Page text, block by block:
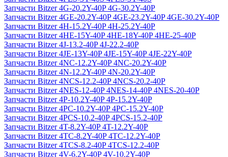
Запчасти Bitzer 4G-20.2Y-40P 4G-30.2Y-40P
Запчасти Bitzer 4GE-20.2Y-40P 4GE-23.2Y-40P 4GE-30.2Y-40P
Запчасти Bitzer 4H-15.2Y-40P 4H-25.2Y-40P
Запчасти Bitzer 4HE-15Y-40P 4HE-18Y-40P 4HE-25-40P
Запчасти Bitzer 4J‐13.2-40P 4J‐22.2-40P
Запчасти Bitzer 4JE-13Y-40P 4JE-15Y-40P 4JE-22Y-40P
Запчасти Bitzer 4NC-12.2Y-40P 4NC-20.2Y-40P
Запчасти Bitzer 4N-12.2Y-40P 4N-20.2Y-40P
Запчасти Bitzer 4NCS-12.2-40P 4NCS-20.2-40P
Запчасти Bitzer 4NES-12-40P 4NES-14-40P 4NES-20-40P
Запчасти Bitzer 4P-10.2Y-40P 4P-15.2Y-40P
Запчасти Bitzer 4PC-10.2Y-40P 4PC-15.2Y-40P
Запчасти Bitzer 4PCS-10.2-40P 4PCS-15.2-40P
Запчасти Bitzer 4T-8.2Y-40P 4T-12.2Y-40P
Запчасти Bitzer 4TC-8.2Y-40P 4TC-12.2Y-40P
Запчасти Bitzer 4TCS-8.2-40P 4TCS-12.2-40P
Запчасти Bitzer 4V-6.2Y-40P 4V-10.2Y-40P